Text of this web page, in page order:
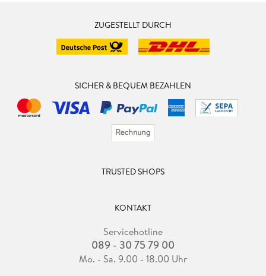
ZUGESTELLT DURCH
SICHER & BEQUEM BEZAHLEN
TRUSTED SHOPS
KONTAKT
Servicehotline
089 - 30 75 79 00
Mo. - Sa. 9.00 - 18.00 Uhr